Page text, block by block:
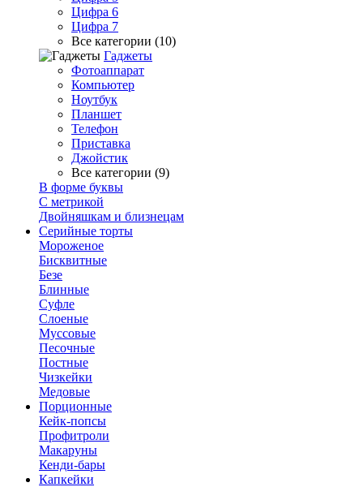
Цифра 6
Цифра 7
Все категории (10)
Гаджеты
Фотоаппарат
Компьютер
Ноутбук
Планшет
Телефон
Приставка
Джойстик
Все категории (9)
В форме буквы
С метрикой
Двойняшкам и близнецам
Серийные торты
Мороженое
Бисквитные
Безе
Блинные
Суфле
Слоеные
Муссовые
Песочные
Постные
Чизкейки
Медовые
Порционные
Кейк-попсы
Профитроли
Макаруны
Кенди-бары
Капкейки